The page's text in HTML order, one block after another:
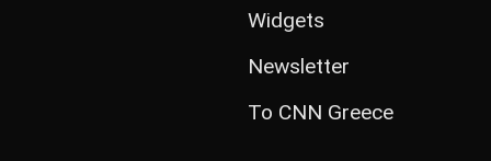
Widgets
Newsletter
Το CNN Greece